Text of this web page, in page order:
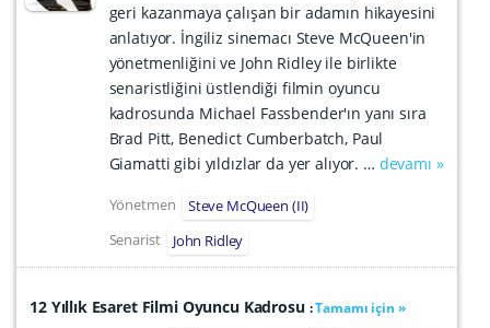
geri kazanmaya çalışan bir adamın hikayesini
anlatıyor. İngiliz sinemacı Steve McQueen'in
yönetmenliğini ve John Ridley ile birlikte
senaristliğini üstlendiği filmin oyuncu
kadrosunda Michael Fassbender'ın yanı sıra
Brad Pitt, Benedict Cumberbatch, Paul
Giamatti gibi yıldızlar da yer alıyor. … devamı »
Yönetmen
Steve McQueen (II)
Senarist
John Ridley
12 Yıllık Esaret Filmi Oyuncu Kadrosu :Tamamı için »